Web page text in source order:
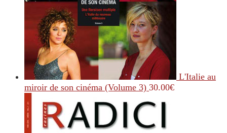
L'Italie au
miroir de son cinéma (Volume 3) 30.00€